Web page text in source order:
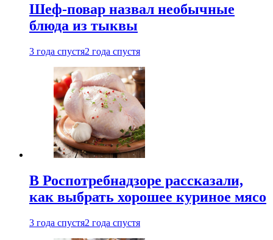
Шеф-повар назвал необычные
блюда из тыквы
3 года спустя2 года спустя
В Роспотребнадзоре рассказали,
как выбрать хорошее куриное мясо
3 года спустя2 года спустя